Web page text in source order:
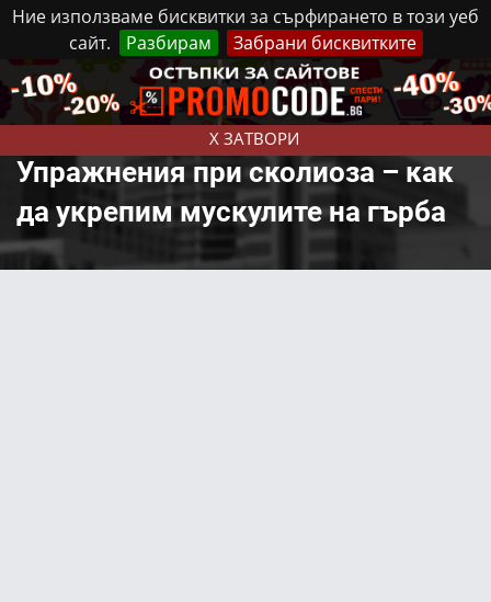
Ние използваме бисквитки за сърфирането в този уеб
сайт.
Разбирам Забрани бисквитките
X ЗАТВОРИ
Неделя, 9 Август, 2026 Реклама Контакти
Упражнения при сколиоза – как
да укрепим мускулите на гърба